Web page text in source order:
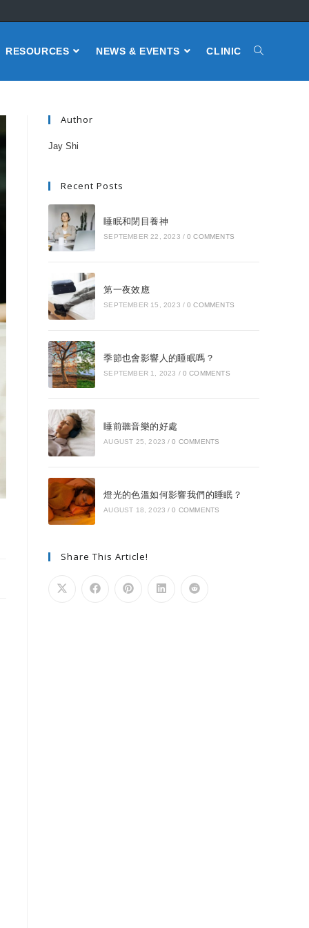
RESOURCES NEWS & EVENTS CLINIC
Author
Jay Shi
Recent Posts
睡眠和閉目養神
SEPTEMBER 22, 2023 / 0 COMMENTS
第一夜效應
SEPTEMBER 15, 2023 / 0 COMMENTS
季節也會影響人的睡眠嗎？
SEPTEMBER 1, 2023 / 0 COMMENTS
睡前聽音樂的好處
AUGUST 25, 2023 / 0 COMMENTS
燈光的色溫如何影響我們的睡眠？
AUGUST 18, 2023 / 0 COMMENTS
Share This Article!